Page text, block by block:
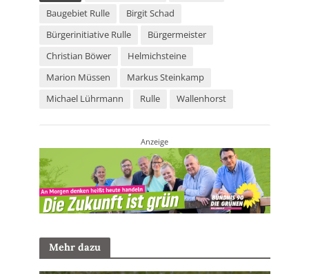
Baugebiet Rulle
Birgit Schad
Bürgerinitiative Rulle
Bürgermeister
Christian Böwer
Helmichsteine
Marion Müssen
Markus Steinkamp
Michael Lührmann
Rulle Wallenhorst
Anzeige
Mehr dazu